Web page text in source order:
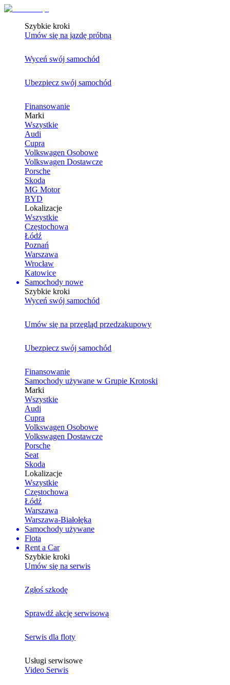
Szybkie kroki
Umów się na jazdę próbną
Wyceń swój samochód
Ubezpiecz swój samochód
Finansowanie
Marki
Wszystkie
Audi
Cupra
Volkswagen Osobowe
Volkswagen Dostawcze
Porsche
Skoda
MG Motor
BYD
Lokalizacje
Wszystkie
Częstochowa
Łódź
Poznań
Warszawa
Wrocław
Katowice
Samochody nowe
Szybkie kroki
Wyceń swój samochód
Umów się na przegląd przedzakupowy
Ubezpiecz swój samochód
Finansowanie
Samochody używane w Grupie Krotoski
Marki
Wszystkie
Audi
Cupra
Volkswagen Osobowe
Volkswagen Dostawcze
Porsche
Seat
Skoda
Lokalizacje
Wszystkie
Częstochowa
Łódź
Warszawa
Warszawa-Białołęka
Samochody używane
Flota
Rent a Car
Szybkie kroki
Umów się na serwis
Zgłoś szkodę
Sprawdź akcję serwisową
Serwis dla floty
Usługi serwisowe
Video Serwis